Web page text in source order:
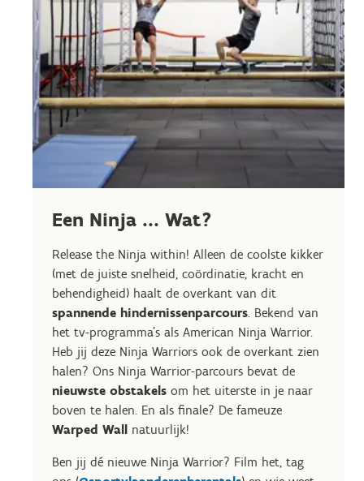
Een Ninja ... Wat?
Release the Ninja within! Alleen de coolste kikker
(met de juiste snelheid, coördinatie, kracht en
behendigheid) haalt de overkant van dit
spannende hindernissenparcours. Bekend van
het tv-programma's als American Ninja Warrior.
Heb jij deze Ninja Warriors ook de overkant zien
halen? Ons Ninja Warrior-parcours bevat de
nieuwste obstakels om het uiterste in je naar
boven te halen. En als finale? De fameuze
Warped Wall natuurlijk!
Ben jij dé nieuwe Ninja Warrior? Film het, tag